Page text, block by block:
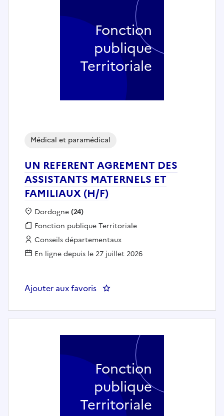
UN REFERENT AGREMENT DES
ASSISTANTS MATERNELS ET
FAMILIAUX (H/F)
Médical et paramédical
Localisation :
Dordogne(24)
Fonction publique :
Fonction publique Territoriale
Employeur :
Conseils départementaux
En ligne depuis le 27 juillet 2026
Ajouter aux favoris : UN REFERENT AGREMENT
Fonction
publique
Territoriale
Fonction
publique
Territoriale